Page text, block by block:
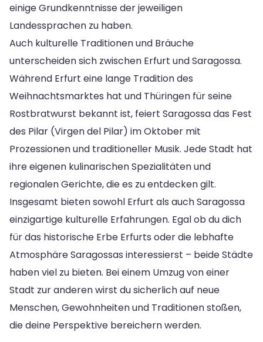
einige Grundkenntnisse der jeweiligen
Landessprachen zu haben.
Auch kulturelle Traditionen und Bräuche
unterscheiden sich zwischen Erfurt und Saragossa.
Während Erfurt eine lange Tradition des
Weihnachtsmarktes hat und Thüringen für seine
Rostbratwurst bekannt ist, feiert Saragossa das Fest
des Pilar (Virgen del Pilar) im Oktober mit
Prozessionen und traditioneller Musik. Jede Stadt hat
ihre eigenen kulinarischen Spezialitäten und
regionalen Gerichte, die es zu entdecken gilt.
Insgesamt bieten sowohl Erfurt als auch Saragossa
einzigartige kulturelle Erfahrungen. Egal ob du dich
für das historische Erbe Erfurts oder die lebhafte
Atmosphäre Saragossas interessierst – beide Städte
haben viel zu bieten. Bei einem Umzug von einer
Stadt zur anderen wirst du sicherlich auf neue
Menschen, Gewohnheiten und Traditionen stoßen,
die deine Perspektive bereichern werden.